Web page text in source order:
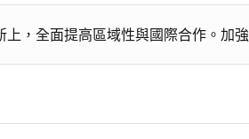
上，全面提高區域性與國際合作。加